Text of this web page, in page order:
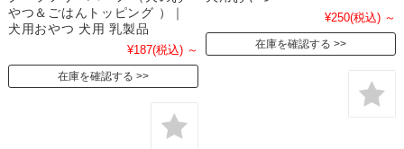
やつ＆ごはんトッピング ）｜
犬用おやつ 犬用 乳製品
¥187(税込) ～
在庫を確認する
¥250(税込) ～
在庫を確認する